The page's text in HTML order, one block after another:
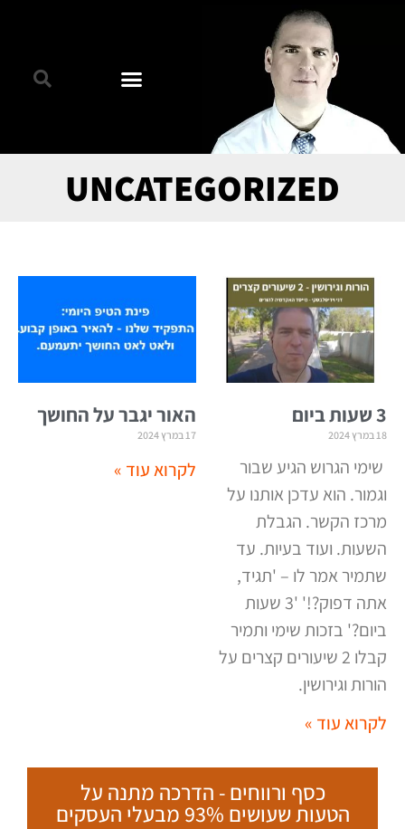
UNCATEGORIZED
3 שעות ביום
18 במרץ 2024
שימי הגרוש הגיע שבור
וגמור. הוא עדכן אותנו על
מרכז הקשר. הגבלת
השעות. ועוד בעיות. עד
שתמיר אמר לו – 'תגיד,
אתה דפוק?!' '3 שעות
ביום?' בזכות שימי ותמיר
קבלו 2 שיעורים קצרים על
הורות וגירושין.
לקרוא עוד »
האור יגבר על החושך
17 במרץ 2024
לקרוא עוד »
כסף ורווחים - הדרכה מתנה על
הטעות שעושים 93% מבעלי העסקים